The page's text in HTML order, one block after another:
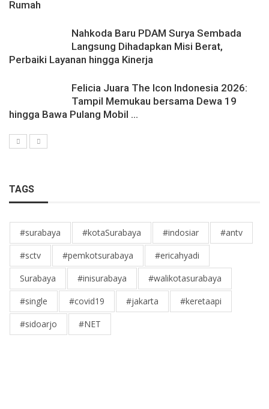
Rumah
Nahkoda Baru PDAM Surya Sembada
Langsung Dihadapkan Misi Berat,
Perbaiki Layanan hingga Kinerja
Felicia Juara The Icon Indonesia 2026:
Tampil Memukau bersama Dewa 19
hingga Bawa Pulang Mobil ...
TAGS
#surabaya #kotaSurabaya #indosiar
#antv
#sctv
#pemkotsurabaya
#ericahyadi
Surabaya
#inisurabaya
#walikotasurabaya
#single
#covid19 #jakarta
#keretaapi
#sidoarjo
#NET